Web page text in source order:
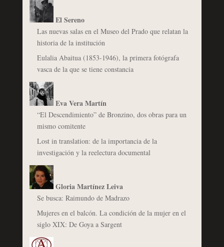
El Sereno
Las nuevas salas en el Museo del Prado que relatan la
historia de la institución
Eulalia Abaitua (1853-1946), la primera fotógrafa
vasca de la que se tiene constancia
Eva Vera Martín
“El Descendimiento” de Bronzino, dos obras para un
mismo comitente
Lost in translation: de la importancia de la
investigación y la reelectura documental
Gloria Martínez Leiva
Se busca: Raimundo de Madrazo
Mujeres en el balcón. La condición de la mujer en el
siglo XIX: De Goya a Sargent